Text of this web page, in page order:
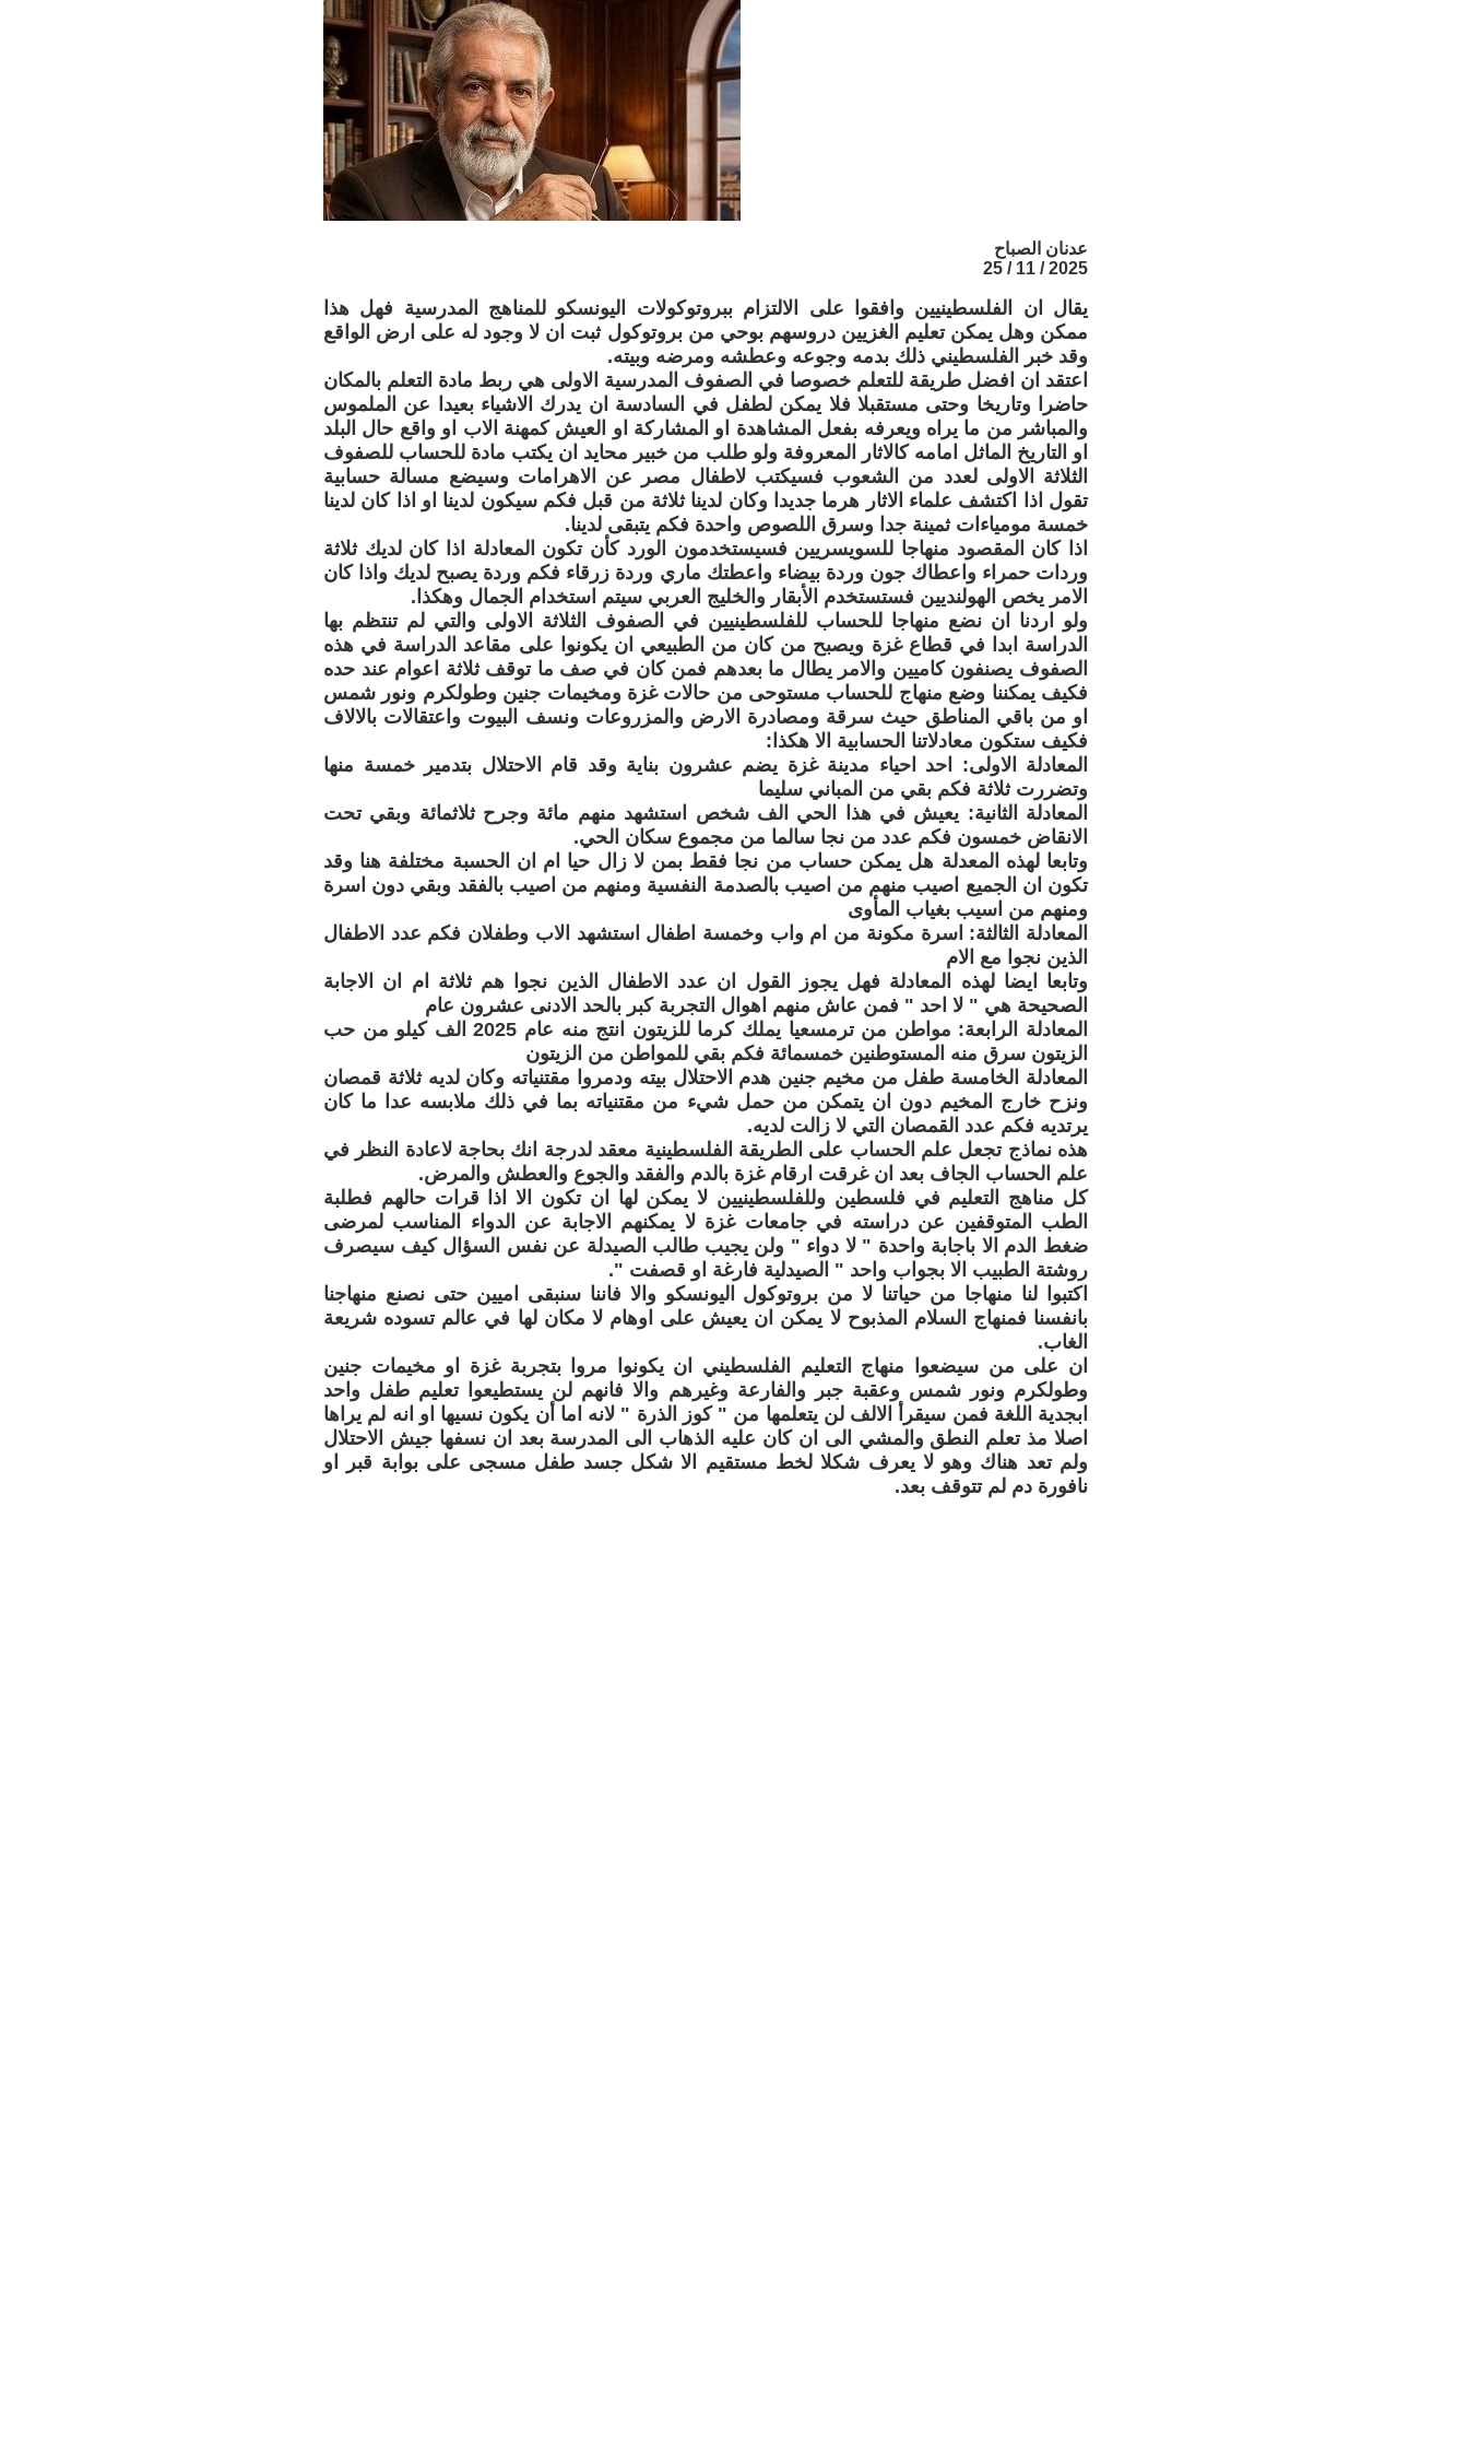
عدنان الصباح
2025 / 11 / 25
يقال ان الفلسطينيين وافقوا على الالتزام ببروتوكولات اليونسكو للمناهج المدرسية فهل هذا
ممكن وهل يمكن تعليم الغزيين دروسهم بوحي من بروتوكول ثبت ان لا وجود له على ارض الواقع
وقد خبر الفلسطيني ذلك بدمه وجوعه وعطشه ومرضه وبيته.
اعتقد ان افضل طريقة للتعلم خصوصا في الصفوف المدرسية الاولى هي ربط مادة التعلم بالمكان
حاضرا وتاريخا وحتى مستقبلا فلا يمكن لطفل في السادسة ان يدرك الاشياء بعيدا عن الملموس
والمباشر من ما يراه ويعرفه بفعل المشاهدة او المشاركة او العيش كمهنة الاب او واقع حال البلد
او التاريخ الماثل امامه كالاثار المعروفة ولو طلب من خبير محايد ان يكتب مادة للحساب للصفوف
الثلاثة الاولى لعدد من الشعوب فسيكتب لاطفال مصر عن الاهرامات وسيضع مسالة حسابية
تقول اذا اكتشف علماء الاثار هرما جديدا وكان لدينا ثلاثة من قبل فكم سيكون لدينا او اذا كان لدينا
خمسة مومياءات ثمينة جدا وسرق اللصوص واحدة فكم يتبقى لدينا.
اذا كان المقصود منهاجا للسويسريين فسيستخدمون الورد كأن تكون المعادلة اذا كان لديك ثلاثة
وردات حمراء واعطاك جون وردة بيضاء واعطتك ماري وردة زرقاء فكم وردة يصبح لديك واذا كان
الامر يخص الهولنديين فستستخدم الأبقار والخليج العربي سيتم استخدام الجمال وهكذا.
ولو اردنا ان نضع منهاجا للحساب للفلسطينيين في الصفوف الثلاثة الاولى والتي لم تنتظم بها
الدراسة ابدا في قطاع غزة ويصبح من كان من الطبيعي ان يكونوا على مقاعد الدراسة في هذه
الصفوف يصنفون كاميين والامر يطال ما بعدهم فمن كان في صف ما توقف ثلاثة اعوام عند حده
فكيف يمكننا وضع منهاج للحساب مستوحى من حالات غزة ومخيمات جنين وطولكرم ونور شمس
او من باقي المناطق حيث سرقة ومصادرة الارض والمزروعات ونسف البيوت واعتقالات بالالاف
فكيف ستكون معادلاتنا الحسابية الا هكذا:
المعادلة الاولى: احد احياء مدينة غزة يضم عشرون بناية وقد قام الاحتلال بتدمير خمسة منها
وتضررت ثلاثة فكم بقي من المباني سليما
المعادلة الثانية: يعيش في هذا الحي الف شخص استشهد منهم مائة وجرح ثلاثمائة وبقي تحت
الانقاض خمسون فكم عدد من نجا سالما من مجموع سكان الحي.
وتابعا لهذه المعدلة هل يمكن حساب من نجا فقط بمن لا زال حيا ام ان الحسبة مختلفة هنا وقد
تكون ان الجميع اصيب منهم من اصيب بالصدمة النفسية ومنهم من اصيب بالفقد وبقي دون اسرة
ومنهم من اسيب بغياب المأوى
المعادلة الثالثة: اسرة مكونة من ام واب وخمسة اطفال استشهد الاب وطفلان فكم عدد الاطفال
الذين نجوا مع الام
وتابعا ايضا لهذه المعادلة فهل يجوز القول ان عدد الاطفال الذين نجوا هم ثلاثة ام ان الاجابة
الصحيحة هي " لا احد " فمن عاش منهم اهوال التجربة كبر بالحد الادنى عشرون عام
المعادلة الرابعة: مواطن من ترمسعيا يملك كرما للزيتون انتج منه عام 2025 الف كيلو من حب
الزيتون سرق منه المستوطنين خمسمائة فكم بقي للمواطن من الزيتون
المعادلة الخامسة طفل من مخيم جنين هدم الاحتلال بيته ودمروا مقتنياته وكان لديه ثلاثة قمصان
ونزح خارج المخيم دون ان يتمكن من حمل شيء من مقتنياته بما في ذلك ملابسه عدا ما كان
يرتديه فكم عدد القمصان التي لا زالت لديه.
هذه نماذج تجعل علم الحساب على الطريقة الفلسطينية معقد لدرجة انك بحاجة لاعادة النظر في
علم الحساب الجاف بعد ان غرقت ارقام غزة بالدم والفقد والجوع والعطش والمرض.
كل مناهج التعليم في فلسطين وللفلسطينيين لا يمكن لها ان تكون الا اذا قرات حالهم فطلبة
الطب المتوقفين عن دراسته في جامعات غزة لا يمكنهم الاجابة عن الدواء المناسب لمرضى
ضغط الدم الا باجابة واحدة " لا دواء " ولن يجيب طالب الصيدلة عن نفس السؤال كيف سيصرف
روشتة الطبيب الا بجواب واحد " الصيدلية فارغة او قصفت ".
اكتبوا لنا منهاجا من حياتنا لا من بروتوكول اليونسكو والا فاننا سنبقى اميين حتى نصنع منهاجنا
بانفسنا فمنهاج السلام المذبوح لا يمكن ان يعيش على اوهام لا مكان لها في عالم تسوده شريعة
الغاب.
ان على من سيضعوا منهاج التعليم الفلسطيني ان يكونوا مروا بتجربة غزة او مخيمات جنين
وطولكرم ونور شمس وعقبة جبر والفارعة وغيرهم والا فانهم لن يستطيعوا تعليم طفل واحد
ابجدية اللغة فمن سيقرأ الالف لن يتعلمها من " كوز الذرة " لانه اما أن يكون نسيها او انه لم يراها
اصلا مذ تعلم النطق والمشي الى ان كان عليه الذهاب الى المدرسة بعد ان نسفها جيش الاحتلال
ولم تعد هناك وهو لا يعرف شكلا لخط مستقيم الا شكل جسد طفل مسجى على بوابة قبر او
نافورة دم لم تتوقف بعد.